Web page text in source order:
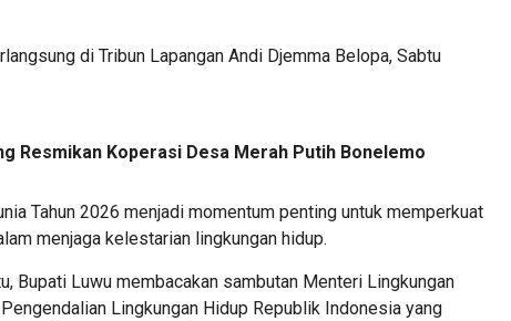
di Tribun Lapangan Andi Djemma Belopa, Sabtu
Resmikan Koperasi Desa Merah Putih Bonelemo
Tahun 2026 menjadi momentum penting untuk memperkuat
menjaga kelestarian lingkungan hidup.
Bupati Luwu membacakan sambutan Menteri Lingkungan
Lingkungan Hidup Republik Indonesia yang